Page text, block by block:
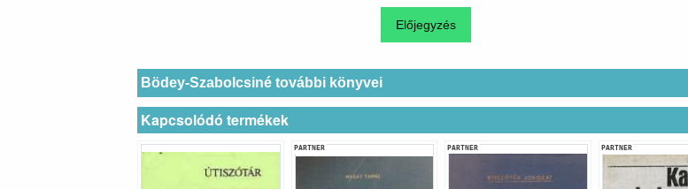
Bödey-Szabolcsiné további könyvei
Kapcsolódó termékek
PARTNER PARTNER PARTNER